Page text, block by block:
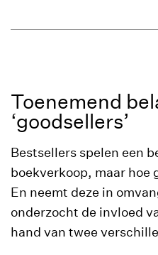
Toenemend
‘goodsellers’
Bestsellers spelen een
boekverkoop, maar hoe
En neemt deze in
onderzocht de invloed
hand van twee